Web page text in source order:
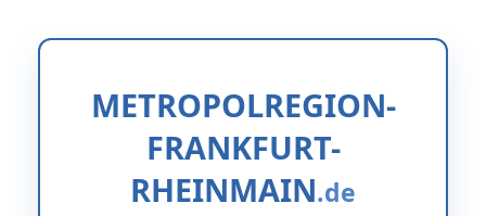
METROPOLREGION-
FRANKFURT-
RHEINMAIN